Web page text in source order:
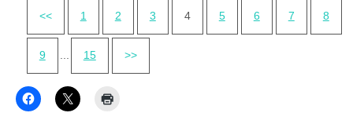
<< 1 2 3 4 5 6 7 8
9 ... 15 >>